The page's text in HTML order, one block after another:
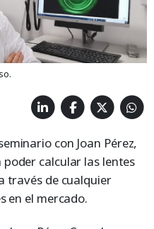
con Joan Pérez,
calcular las lentes
través de cualquier
en el mercado.